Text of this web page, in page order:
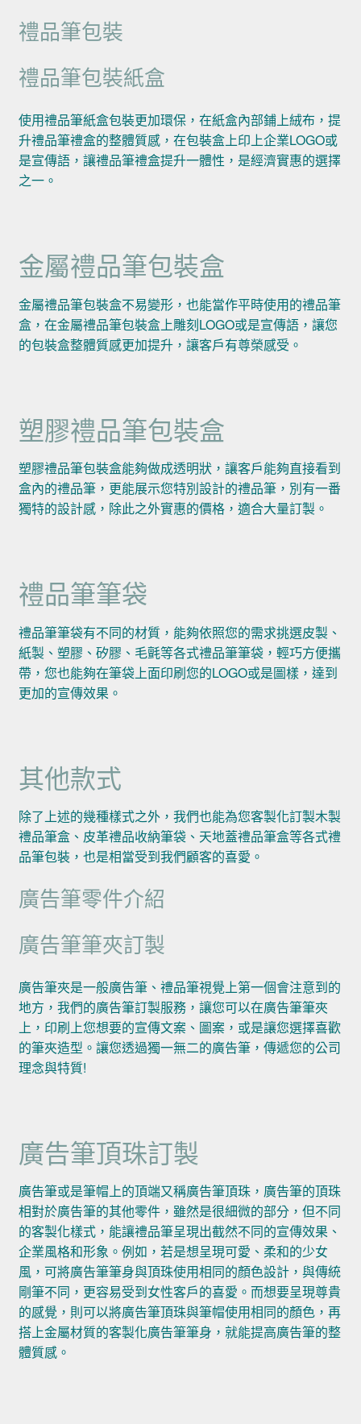
禮品筆包裝
禮品筆包裝紙盒
使用禮品筆紙盒包裝更加環保，在紙盒內部鋪上絨布，提
升禮品筆禮盒的整體質感，在包裝盒上印上企業LOGO或
是宣傳語，讓禮品筆禮盒提升一體性，是經濟實惠的選擇
之一。
金屬禮品筆包裝盒
金屬禮品筆包裝盒不易變形，也能當作平時使用的禮品筆
盒，在金屬禮品筆包裝盒上雕刻LOGO或是宣傳語，讓您
的包裝盒整體質感更加提升，讓客戶有尊榮感受。
塑膠禮品筆包裝盒
塑膠禮品筆包裝盒能夠做成透明狀，讓客戶能夠直接看到
盒內的禮品筆，更能展示您特別設計的禮品筆，別有一番
獨特的設計感，除此之外實惠的價格，適合大量訂製。
禮品筆筆袋
禮品筆筆袋有不同的材質，能夠依照您的需求挑選皮製、
紙製、塑膠、矽膠、毛氈等各式禮品筆筆袋，輕巧方便攜
帶，您也能夠在筆袋上面印刷您的LOGO或是圖樣，達到
更加的宣傳效果。
其他款式
除了上述的幾種樣式之外，我們也能為您客製化訂製木製
禮品筆盒、皮革禮品收納筆袋、天地蓋禮品筆盒等各式禮
品筆包裝，也是相當受到我們顧客的喜愛。
廣告筆零件介紹
廣告筆筆夾訂製
廣告筆夾是一般廣告筆、禮品筆視覺上第一個會注意到的
地方，我們的廣告筆訂製服務，讓您可以在廣告筆筆夾
上，印刷上您想要的宣傳文案、圖案，或是讓您選擇喜歡
的筆夾造型。讓您透過獨一無二的廣告筆，傳遞您的公司
理念與特質!
廣告筆頂珠訂製
廣告筆或是筆帽上的頂端又稱廣告筆頂珠，廣告筆的頂珠
相對於廣告筆的其他零件，雖然是很細微的部分，但不同
的客製化樣式，能讓禮品筆呈現出截然不同的宣傳效果、
企業風格和形象。例如，若是想呈現可愛、柔和的少女
風，可將廣告筆筆身與頂珠使用相同的顏色設計，與傳統
剛筆不同，更容易受到女性客戶的喜愛。而想要呈現尊貴
的感覺，則可以將廣告筆頂珠與筆帽使用相同的顏色，再
搭上金屬材質的客製化廣告筆筆身，就能提高廣告筆的整
體質感。